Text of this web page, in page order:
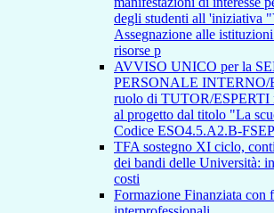
degli studenti all 'iniziativa
Assegnazione alle
risorse p
AVVISO UNICO per la
PERSONALE INTERNO/
ruolo di TUTOR/ESPERTI
al progetto dal titolo "La
Codice ESO4.5.A2.B-
TFA sostegno XI ciclo,
dei bandi delle Università:
costi
Formazione Finanziata con